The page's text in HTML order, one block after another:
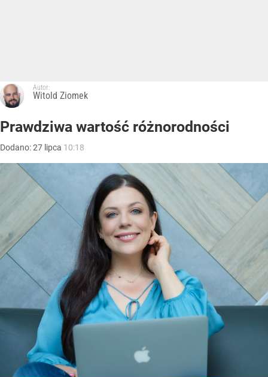
Autor:
Witold Ziomek
Prawdziwa wartość różnorodności
Dodano:27 lipca 10:18